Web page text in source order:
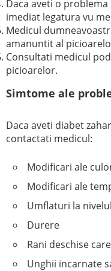
Daca aveti o
imediat legatura vu
Medicul
amanuntit al
Consultati medicul
picioarelor.
Simtome ale
Daca aveti diabet
contactati medicul:
Modificari ale
Modificari ale
Umflaturi la
Durere
Rani deschise
Unghii incarnate